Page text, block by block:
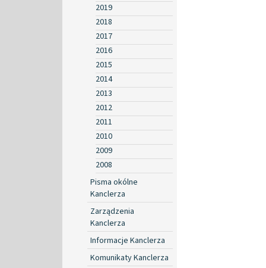
2019
2018
2017
2016
2015
2014
2013
2012
2011
2010
2009
2008
Pisma okólne
Kanclerza
Zarządzenia
Kanclerza
Informacje Kanclerza
Komunikaty Kanclerza